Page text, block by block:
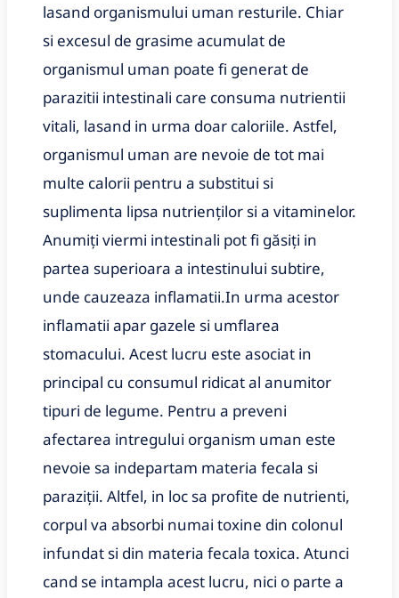
lasand organismului uman resturile. Chiar
si excesul de grasime acumulat de
organismul uman poate fi generat de
parazitii intestinali care consuma nutrientii
vitali, lasand in urma doar caloriile. Astfel,
organismul uman are nevoie de tot mai
multe calorii pentru a substitui si
suplimenta lipsa nutrienților si a vitaminelor.
Anumiți viermi intestinali pot fi găsiți in
partea superioara a intestinului subtire,
unde cauzeaza inflamatii.In urma acestor
inflamatii apar gazele si umflarea
stomacului. Acest lucru este asociat in
principal cu consumul ridicat al anumitor
tipuri de legume. Pentru a preveni
afectarea intregului organism uman este
nevoie sa indepartam materia fecala si
paraziții. Altfel, in loc sa profite de nutrienti,
corpul va absorbi numai toxine din colonul
infundat si din materia fecala toxica. Atunci
cand se intampla acest lucru, nici o parte a